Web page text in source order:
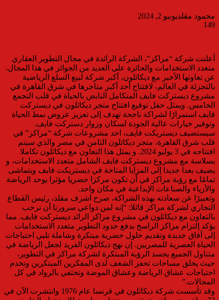
محمود مقلديونيو 2, 2024
149
أعلنت شركة “مراكز”، الشركة الرائدة في مجال التطوير العقاري
متعدد الاستخدامات والحائزة على العديد من الجوائز في هذا المجال،
عن تعاونها الأخير مع ديكاثلون، أكبر شركة لبيع السلع الرياضية
بالتجزئة في العالم، لافتتاح أحد أكبر متاجرها في شرق القاهرة في
مشروع ديستركت فايف المتكامل النابض بالحياة في قلب التجمع
الخامس. ويمثل حفل توقيع افتتاح متجر ديكاثلون في ديستركت
فايف استمرارًا لشراكة ناجحة تهدف إلى تعزيز عروض نمط الحياة
وتوفير خيارات عالية الجودة لسكان وزوار دستركت فايف.
سيستضيف ديستريكت فايف، احد مشروعات شركة “مراكز” في
قلب شرق القاهرة، متجر ديكاثلون الثامن في مصر والذي سيتم
افتتاحه في 3 يوليو 2024. و يمثل هذا التعاون مع ديكاثلون تكاملا
بسلاسة مع مشروع ديستركت فايف الشامل متعدد الاستخدامات، و
يضيف بعدا جديدا إلى المزايا المتاحة في ديستريكت فايف ويتماشى
تمامًا مع رؤية مراكز في أن تكون مركزا حضريا مؤثرا يوحد الرياضة
والأزياء والصناعات الإبداعية في مكان واحد.
وتعبيرًا عن سعادته بهذه الشراكة، صرح اشرف مقلد، رئيس القطاع
التجاري لشركة مراكز قائلا: “إنه لمن دواعي سرورنا أن نرحب
بالتعاون مع ديكاثلون في مشروع مراكز الرائد ديستركت فايف. مما
يؤكد إلتزام مراكز الراسخ بدفع حدود التطوير متعدد الاستخدامات
إلى آفاق جديدة وتقديم حلول حضرية مبتكرة وشاملة تلبي احتياجات
الحياة العصرية للمصريين. إن نهج ديكاثلون الفريد لجعل الرياضة في
متناول الجميع يجسد الرؤية المبتكرة لشركة مراكز في التطوير،
حيث يخلق مساحات تحفز الشغف لدى المفكرين المبتكرين وتخدم
احتياجات عشاق الرياضة وعشاق الموضة وتحتفي بالرواد في كل
المجالات.”
وقد تأسست شركة ديكاثلون في فرنسا عام 1976 وانتشرت الآن في